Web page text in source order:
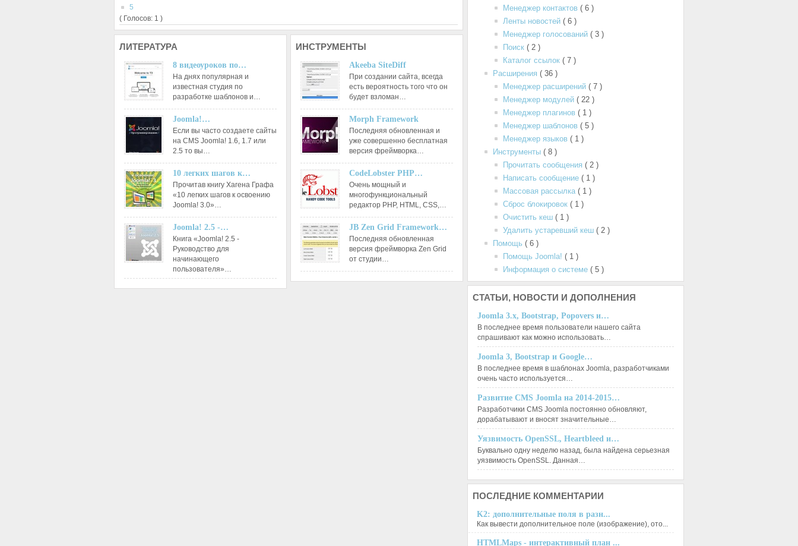
5
( Голосов: 1 )
ЛИТЕРАТУРА
8 видеоуроков по…
На днях популярная и
известная студия по
разработке шаблонов и…
Joomla!…
Если вы часто создаете сайты
на CMS Joomla! 1.6, 1.7 или
2.5 то вы…
10 легких шагов к…
Прочитав книгу Хагена Графа
«10 легких шагов к освоению
Joomla! 3.0»…
Joomla! 2.5 -…
Книга «Joomla! 2.5 -
Руководство для
начинающего
пользователя»…
ИНСТРУМЕНТЫ
Akeeba SiteDiff
При создании сайта, всегда
есть вероятность того что он
будет взломан…
Morph Framework
Последняя обновленная и
уже совершенно бесплатная
версия фреймворка…
CodeLobster PHP…
Очень мощный и
многофункциональный
редактор РНР, HTML, CSS,…
JB Zen Grid Framework…
Последняя обновленная
версия фреймворка Zen Grid
от студии…
Менеджер контактов ( 6 )
Ленты новостей ( 6 )
Менеджер голосований ( 3 )
Поиск ( 2 )
Каталог ссылок ( 7 )
Расширения ( 36 )
Менеджер расширений ( 7 )
Менеджер модулей ( 22 )
Менеджер плагинов ( 1 )
Менеджер шаблонов ( 5 )
Менеджер языков ( 1 )
Инструменты ( 8 )
Прочитать сообщения ( 2 )
Написать сообщение ( 1 )
Массовая рассылка ( 1 )
Сброс блокировок ( 1 )
Очистить кеш ( 1 )
Удалить устаревший кеш ( 2 )
Помощь ( 6 )
Помощь Joomla! ( 1 )
Информация о системе ( 5 )
СТАТЬИ, НОВОСТИ И ДОПОЛНЕНИЯ
Joomla 3.x, Bootstrap, Popovers и…
В последнее время пользователи нашего сайта
спрашивают как можно использовать…
Joomla 3, Bootstrap и Google…
В последнее время в шаблонах Joomla, разработчиками
очень часто используется…
Развитие CMS Joomla на 2014-2015…
Разработчики CMS Joomla постоянно обновляют,
дорабатывают и вносят значительные…
Уязвимость OpenSSL, Heartbleed и…
Буквально одну неделю назад, была найдена серьезная
уязвимость OpenSSL. Данная…
ПОСЛЕДНИЕ КОММЕНТАРИИ
K2: дополнительные поля в разн...
Как вывести дополнительное поле (изображение), ото...
HTMLMaps - интерактивный план ...